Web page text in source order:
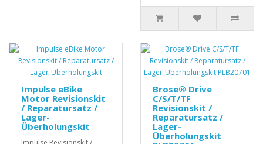
Impulse eBike
Motor Revisionskit
/ Reparatursatz /
Lager-
Überholungskit
Brose® Drive
C/S/T/TF
Revisionskit /
Reparatursatz /
Lager-
Überholungskit